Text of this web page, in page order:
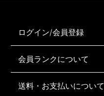
ログイン/会員登録
会員ランクについて
送料・お支払いについて